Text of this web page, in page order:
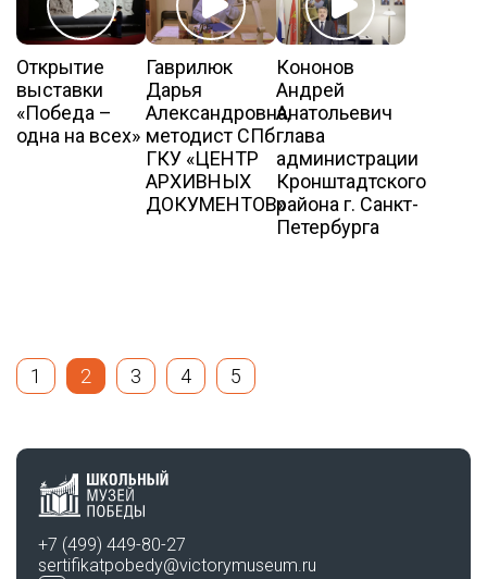
Открытие
выставки
«Победа –
одна на всех»
Гаврилюк
Дарья
Александровна,
методист СПб
ГКУ «ЦЕНТР
АРХИВНЫХ
ДОКУМЕНТОВ»
Кононов
Андрей
Анатольевич
глава
администрации
Кронштадтского
района г. Санкт-
Петербурга
1 2 3 4 5
+7 (499) 449-80-27
sertifikatpobedy@victorymuseum.ru